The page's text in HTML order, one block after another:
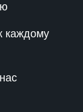
каждому